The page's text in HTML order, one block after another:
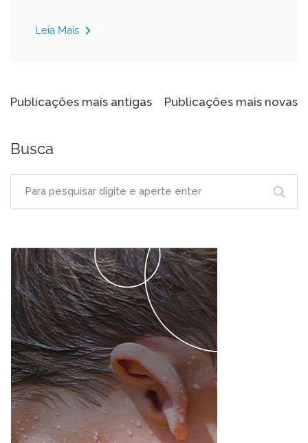
Leia Mais
Navegação
posts
Publicações mais antigas Publicações mais novas
Busca